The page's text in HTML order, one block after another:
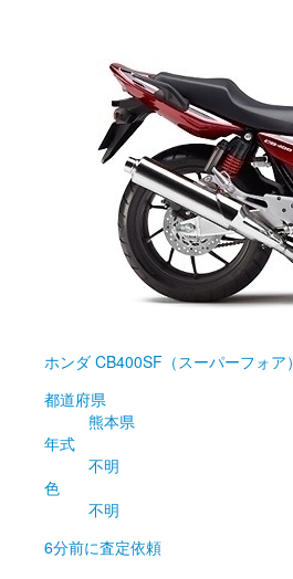
ホンダ CB400SF（スーパーフォア）
都道府県
熊本県
年式
不明
色
不明
6分前に査定依頼